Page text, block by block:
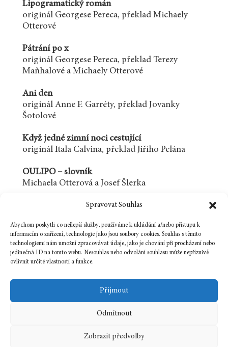
Spravovat Souhlas
Abychom poskytli co nejlepší služby, používáme k ukládání a/nebo přístupu k
informacím o zařízení, technologie jako jsou soubory cookies. Souhlas s těmito
technologiemi nám umožní zpracovávat údaje, jako je chování při procházení nebo
jedinečná ID na tomto webu. Nesouhlas nebo odvolání souhlasu může nepříznivě
ovlivnit určité vlastnosti a funkce.
Přijmout
Odmítnout
Zobrazit předvolby
Lipogramatický román
originál Georgese Pereca, překlad Michaely
Otterové
Pátrání po x
originál Georgese Pereca, překlad Terezy
Maňhalové a Michaely Otterové
Ani den
originál Anne F. Garréty, překlad Jovanky
Šotolové
Když jedné zimní noci cestující
originál Itala Calvina, překlad Jiřího Pelána
OULIPO – slovník
Michaela Otterová a Josef Šlerka
OULIPO – bibliografie
OULIPO v Síti sítí
Josef Šlerka